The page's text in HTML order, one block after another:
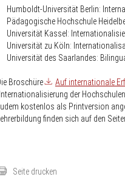
Humboldt-Universität Berlin:
Pädagogische Hochschule
Universität Kassel:
Universität zu Köln:
Universität des Saarlandes:
Broschüre Auf internationale
der
kostenlos als Printversion
Lehrerbildung finden sich auf den
Seite drucken